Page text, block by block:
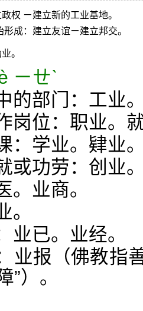
权 ㄧ建立新的工业基地。
成：建立友谊ㄧ建立邦交。
。
ㄧㄝˋ
的部门：工业
岗位：职业。
：学业。肄业
或功劳：创业
业商。
已。业经。
业报（佛教指
”）。